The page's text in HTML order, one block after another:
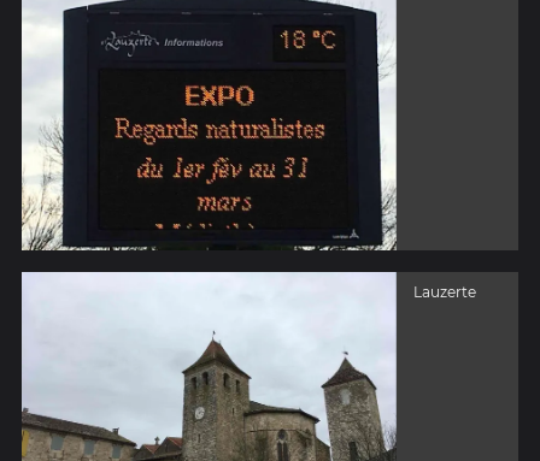
Lauzerte